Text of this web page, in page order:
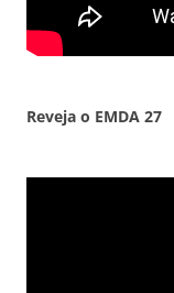
Reveja o EMDA 27